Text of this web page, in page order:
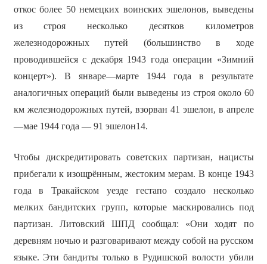
откос более 50 немецких воинских эшелонов, выведены
из строя несколько десятков километров
железнодорожных путей (большинство в ходе
проводившейся с декабря 1943 года операции «Зимний
концерт»). В январе—марте 1944 года в результате
аналогичных операций были выведены из строя около 60
км железнодорожных путей, взорван 41 эшелон, в апреле
—мае 1944 года — 91 эшелон14.
Чтобы дискредитировать советских партизан, нацисты
прибегали к изощрённым, жестоким мерам. В конце 1943
года в Тракайском уезде гестапо создало несколько
мелких бандитских групп, которые маскировались под
партизан. Литовский ШПД сообщал: «Они ходят по
деревням ночью и разговаривают между собой на русском
языке. Эти бандиты только в Рудишской волости убили